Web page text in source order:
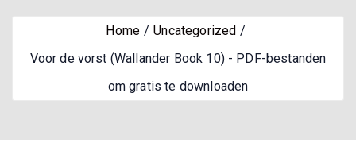
Home
Uncategorized
Voor de vorst (Wallander Book 10) - PDF-bestanden
om gratis te downloaden